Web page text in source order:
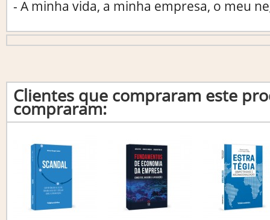
- A minha vida, a minha empresa, o meu
Clientes que compraram este
compraram: